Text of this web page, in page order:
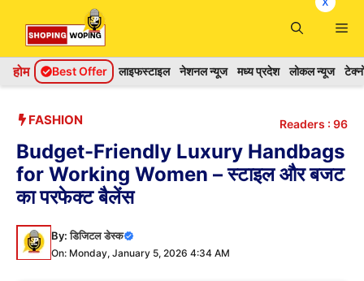
content
होम Best Offer लाइफस्टाइल नेशनल न्यूज मध्य प्रदेश लोकल न्यूज
FASHION Readers : 96
Budget-Friendly Luxury Handbags
for Working Women – स्टाइल और बजट
का परफेक्ट बैलेंस
By:डिजिटल डेस्क
On: Monday, January 5, 2026 4:34 AM